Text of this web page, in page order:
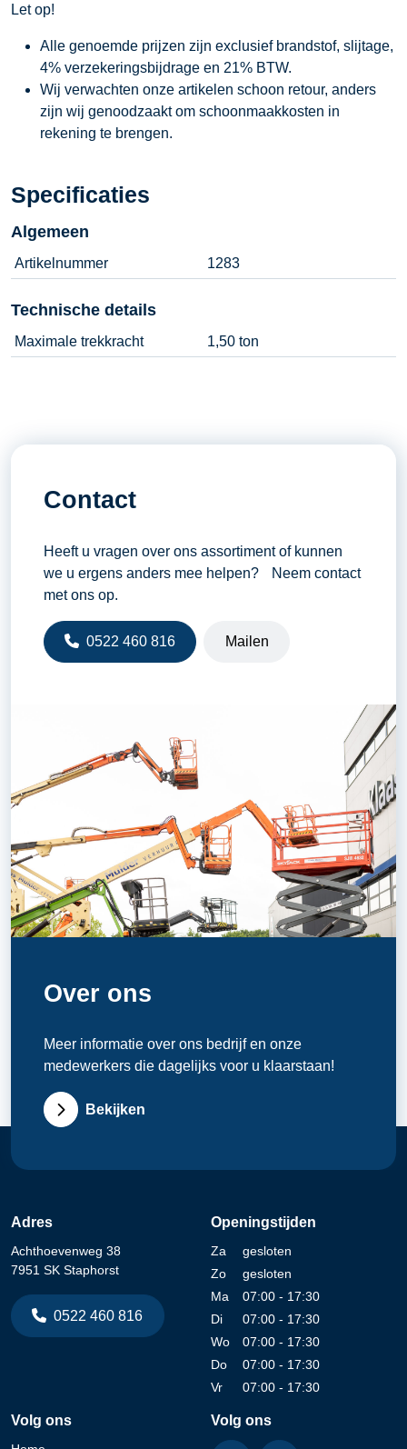
Let op!
Alle genoemde prijzen zijn exclusief brandstof, slijtage,
4% verzekeringsbijdrage en 21% BTW.
Wij verwachten onze artikelen schoon retour, anders
zijn wij genoodzaakt om schoonmaakkosten in
rekening te brengen.
Specificaties
Algemeen
Artikelnummer 1283
Technische details
Maximale trekkracht 1,50 ton
Contact
Heeft u vragen over ons assortiment of kunnen
we u ergens anders mee helpen? Neem contact
met ons op.
0522 460 816 Mailen
Over ons
Meer informatie over ons bedrijf en onze
medewerkers die dagelijks voor u klaarstaan!
Bekijken
Adres
Achthoevenweg 38
7951 SK Staphorst
0522 460 816
Openingstijden
Za
gesloten
Zo
gesloten
Ma
07:00 - 17:30
Di
07:00 - 17:30
Wo
07:00 - 17:30
Do
07:00 - 17:30
Vr
07:00 - 17:30
Volg ons Volg ons